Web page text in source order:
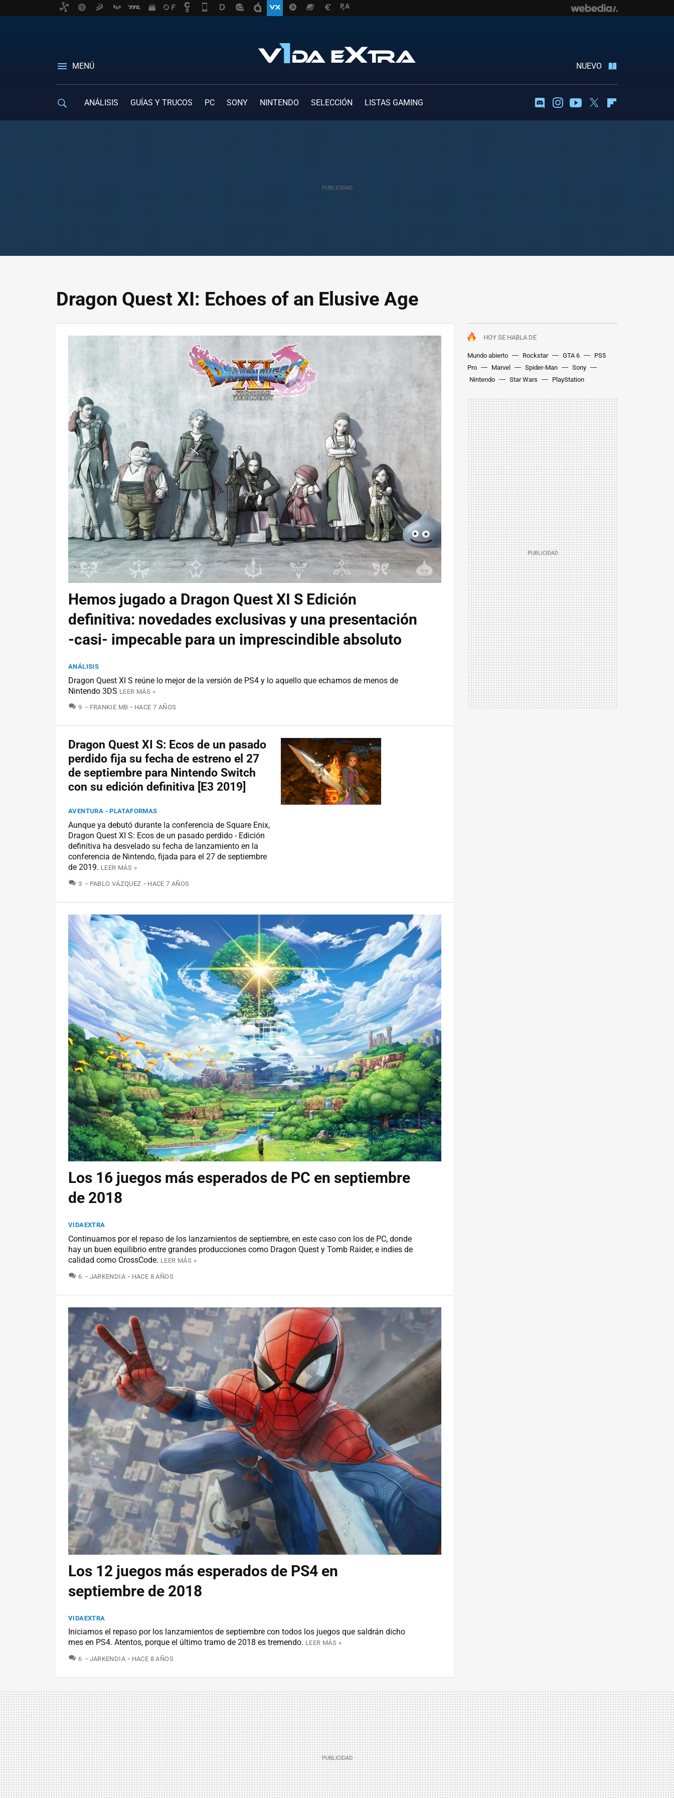
MENÚ NUEVO
ANÁLISIS GUÍAS Y TRUCOS PC SONY NINTENDO SELECCIÓN LISTAS GAMING DiscordInstagramYoutubeTwitter
Dragon Quest XI: Echoes of an Elusive Age
HOY SE HABLA DE
Mundo abierto Rockstar GTA 6
PS5
Pro
Marvel Spider-Man
Sony
Nintendo
Star Wars PlayStation
Hemos jugado a Dragon Quest XI S Edición
definitiva: novedades exclusivas y una presentación
-casi- impecable para un imprescindible absoluto
ANÁLISIS
Dragon Quest XI S reúne lo mejor de la versión de PS4 y lo aquello que echamos de menos de
Nintendo 3DS LEER MÁS »
9 COMENTARIOS
FRANKIE MB HACE 7 AÑOS
Dragon Quest XI S: Ecos de un pasado
perdido fija su fecha de estreno el 27
de septiembre para Nintendo Switch
con su edición definitiva [E3 2019]
AVENTURA - PLATAFORMAS
Aunque ya debutó durante la conferencia de Square Enix,
Dragon Quest XI S: Ecos de un pasado perdido - Edición
definitiva ha desvelado su fecha de lanzamiento en la
conferencia de Nintendo, fijada para el 27 de septiembre
de 2019. LEER MÁS »
3 COMENTARIOS
PABLO VÁZQUEZ HACE 7 AÑOS
Los 16 juegos más esperados de PC en septiembre
de 2018
VIDAEXTRA
Continuamos por el repaso de los lanzamientos de septiembre, en este caso con los de PC, donde
hay un buen equilibrio entre grandes producciones como Dragon Quest y Tomb Raider, e indies de
calidad como CrossCode. LEER MÁS »
6 COMENTARIOS
JARKENDIA HACE 8 AÑOS
Los 12 juegos más esperados de PS4 en
septiembre de 2018
VIDAEXTRA
Iniciamos el repaso por los lanzamientos de septiembre con todos los juegos que saldrán dicho
mes en PS4. Atentos, porque el último tramo de 2018 es tremendo. LEER MÁS »
6 COMENTARIOS
JARKENDIA HACE 8 AÑOS